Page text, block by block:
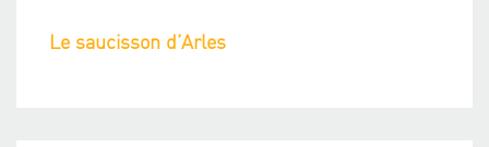
Le saucisson d’Arles